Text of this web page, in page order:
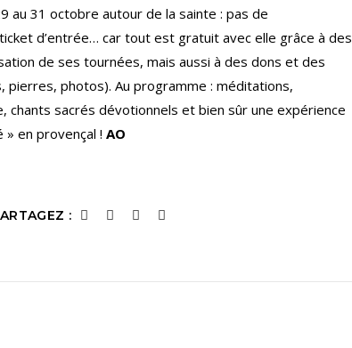
au 31 octobre autour de la sainte : pas de
d’entrée… car tout est gratuit avec elle grâce à des
de ses tournées, mais aussi à des dons et des
photos). Au programme : méditations,
sacrés dévotionnels et bien sûr une expérience
» en provençal ! AO
: